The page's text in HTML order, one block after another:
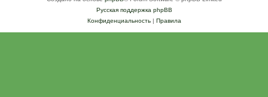
Русская поддержка phpBB
Конфиденциальность| Правила